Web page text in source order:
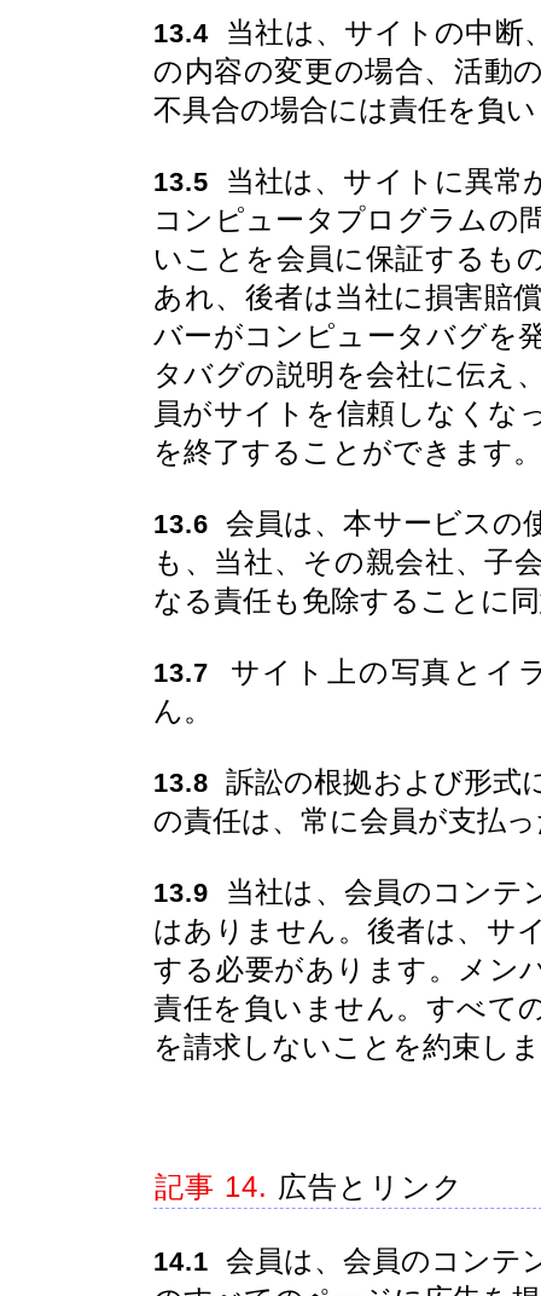
13.4 当社は、サイトの中断
の内容の変更の場合、活動
不具合の場合には責任を負
13.5 当社は、サイトに異常
コンピュータプログラムの
いことを会員に保証するも
あれ、後者は当社に損害賠
バーがコンピュータバグを
タバグの説明を会社に伝え
員がサイトを信頼しなくな
を終了することができます。
13.6 会員は、本サービスの
も、当社、その親会社、子
なる責任も免除することに
13.7 サイト上の写真とイ
ん。
13.8 訴訟の根拠および形式
の責任は、常に会員が支払
13.9 当社は、会員のコンテ
はありません。後者は、サ
する必要があります。メン
責任を負いません。すべて
を請求しないことを約束し
記事 14. 広告とリンク
14.1 会員は、会員のコンテ